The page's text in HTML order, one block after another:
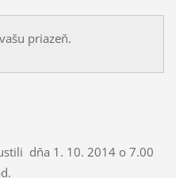
priazeň.
dňa 1. 10. 2014 o 7.00